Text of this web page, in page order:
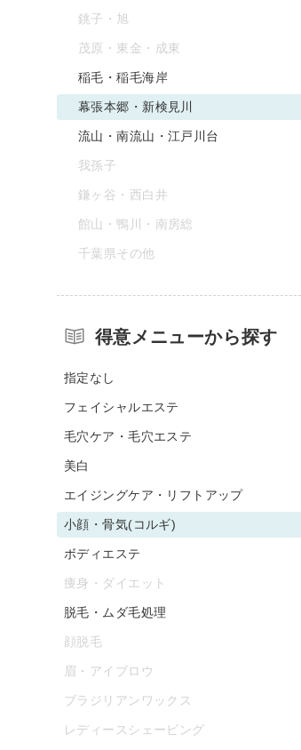
銚子・旭
茂原・東金・成東
稲毛・稲毛海岸
幕張本郷・新検見川
流山・南流山・江戸川台
我孫子
鎌ヶ谷・西白井
館山・鴨川・南房総
千葉県その他
得意メニューから探す
指定なし
フェイシャルエステ
毛穴ケア・毛穴エステ
美白
エイジングケア・リフトアップ
小顔・骨気(コルギ)
ボディエステ
痩身・ダイエット
脱毛・ムダ毛処理
顔脱毛
眉・アイブロウ
ブラジリアンワックス
レディースシェービング